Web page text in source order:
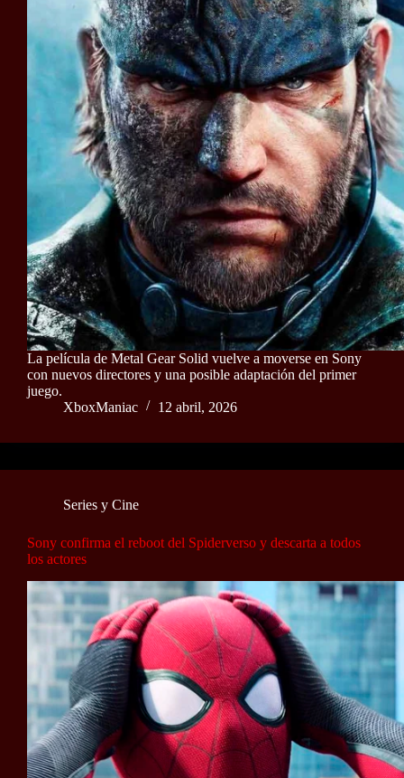
La película de Metal Gear Solid vuelve a moverse en Sony
con nuevos directores y una posible adaptación del primer
juego.
XboxManiac
12 abril, 2026
Series y Cine
Sony confirma el reboot del Spiderverso y descarta a todos
los actores